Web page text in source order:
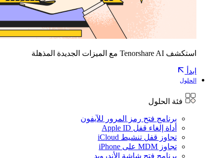
استكشف Tenorshare AI مع الميزات الجديدة المذهلة
ابدأ
الحلول
فئة الحلول
برنامج فتح رمز المرور للآيفون
أداة إلغاء قفل Apple ID
تجاوز قفل تنشيط iCloud
تجاوز MDM على iPhone
برنامج فتح شاشة الأندرويد